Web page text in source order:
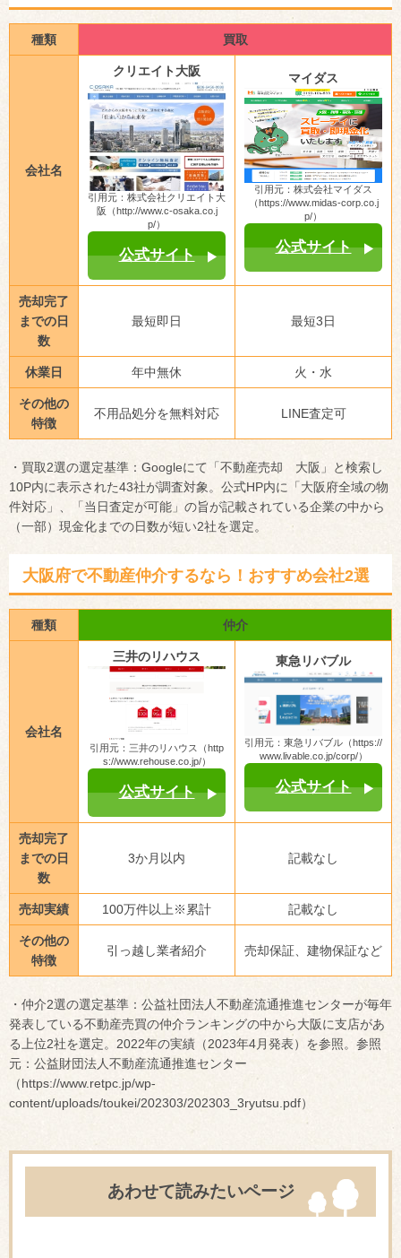
種類 買取
会社名
クリエイト大阪
引用元：株式会社クリエイト大
阪（http://www.c-osaka.co.j
p/）
公式サイト
マイダス
引用元：株式会社マイダス
（https://www.midas-corp.co.j
p/）
公式サイト
売却完了
までの日
数
最短即日 最短3日
休業日 年中無休 火・水
その他の
特徴
不用品処分を無料対応 LINE査定可
・買取2選の選定基準：Googleにて「不動産売却 大阪」と検索し
10P内に表示された43社が調査対象。公式HP内に「大阪府全域の物
件対応」、「当日査定が可能」の旨が記載されている企業の中から
（一部）現金化までの日数が短い2社を選定。
大阪府で不動産仲介するなら！おすすめ会社2選
種類 仲介
会社名
三井のリハウス
引用元：三井のリハウス（http
s://www.rehouse.co.jp/）
公式サイト
東急リバブル
引用元：東急リバブル（https://
www.livable.co.jp/corp/）
公式サイト
売却完了
までの日
数
3か月以内 記載なし
売却実績 100万件以上※累計 記載なし
その他の
特徴
引っ越し業者紹介 売却保証、建物保証など
・仲介2選の選定基準：公益社団法人不動産流通推進センターが毎年
発表している不動産売買の仲介ランキングの中から大阪に支店があ
る上位2社を選定。2022年の実績（2023年4月発表）を参照。参照
元：公益財団法人不動産流通推進センター
（https://www.retpc.jp/wp-
content/uploads/toukei/202303/202303_3ryutsu.pdf）
あわせて読みたいページ